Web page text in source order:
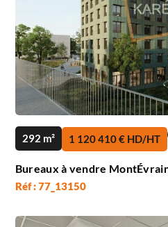
292 m² 1 120 410 € HD/HT
Bureaux à vendre
Réf : 77_13150